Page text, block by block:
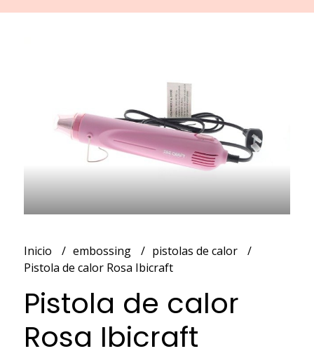
Inicio embossing
pistolas de calor
Pistola de calor Rosa Ibicraft
Pistola de calor
Rosa Ibicraft